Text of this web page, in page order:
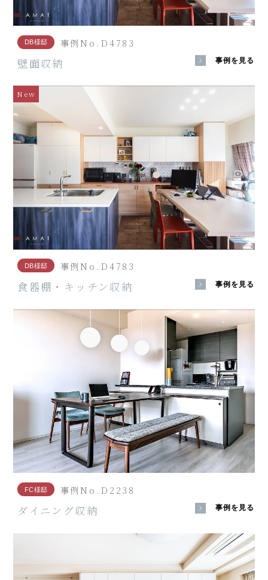
DB様邸 事例No.D4783
壁面収納 事例を見る
New
DB様邸 事例No.D4783
食器棚・キッチン収納 事例を見る
FC様邸 事例No.D2238
ダイニング収納 事例を見る